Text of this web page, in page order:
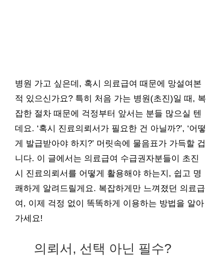
병원 가고 싶은데, 혹시 의료급여 때문에 망설여본
적 있으신가요? 특히 처음 가는 병원(초진)일 때, 복
잡한 절차 때문에 걱정부터 앞서는 분들 많으실 텐
데요. ‘혹시 진료의뢰서가 필요한 건 아닐까?’, ‘어떻
게 발급받아야 하지?’ 머릿속에 물음표가 가득할 겁
니다. 이 글에서는 의료급여 수급권자분들이 초진
시 진료의뢰서를 어떻게 활용해야 하는지, 쉽고 명
쾌하게 알려드릴게요. 복잡하게만 느껴졌던 의료급
여, 이제 걱정 없이 똑똑하게 이용하는 방법을 알아
가세요!
의뢰서, 선택 아닌 필수?